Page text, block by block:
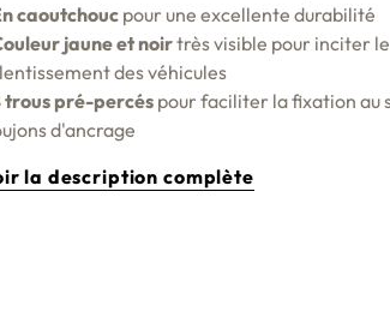
caoutchoucpour une excellente durabilité
jaune et noirtrès visible pour inciter le
des véhicules
trous pré-percés pour faciliter la fixation au
d'ancrage
la description complète